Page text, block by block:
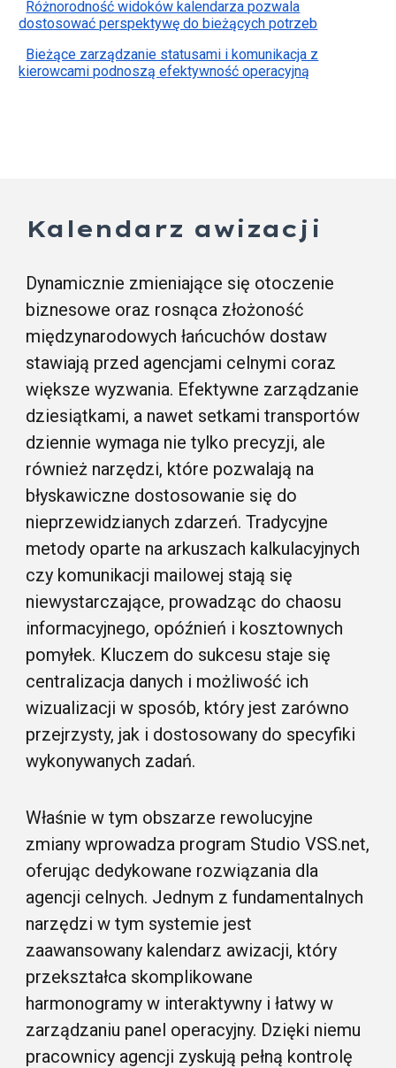
Różnorodność widoków kalendarza pozwala
dostosować perspektywę do bieżących potrzeb
Bieżące zarządzanie statusami i komunikacja z
kierowcami podnoszą efektywność operacyjną
Kalendarz awizacji
Dynamicznie zmieniające się otoczenie
biznesowe oraz rosnąca złożoność
międzynarodowych łańcuchów dostaw
stawiają przed agencjami celnymi coraz
większe wyzwania. Efektywne zarządzanie
dziesiątkami, a nawet setkami transportów
dziennie wymaga nie tylko precyzji, ale
również narzędzi, które pozwalają na
błyskawiczne dostosowanie się do
nieprzewidzianych zdarzeń. Tradycyjne
metody oparte na arkuszach kalkulacyjnych
czy komunikacji mailowej stają się
niewystarczające, prowadząc do chaosu
informacyjnego, opóźnień i kosztownych
pomyłek. Kluczem do sukcesu staje się
centralizacja danych i możliwość ich
wizualizacji w sposób, który jest zarówno
przejrzysty, jak i dostosowany do specyfiki
wykonywanych zadań.
Właśnie w tym obszarze rewolucyjne
zmiany wprowadza program Studio VSS.net,
oferując dedykowane rozwiązania dla
agencji celnych. Jednym z fundamentalnych
narzędzi w tym systemie jest
zaawansowany kalendarz awizacji, który
przekształca skomplikowane
harmonogramy w interaktywny i łatwy w
zarządzaniu panel operacyjny. Dzięki niemu
pracownicy agencji zyskują pełną kontrolę